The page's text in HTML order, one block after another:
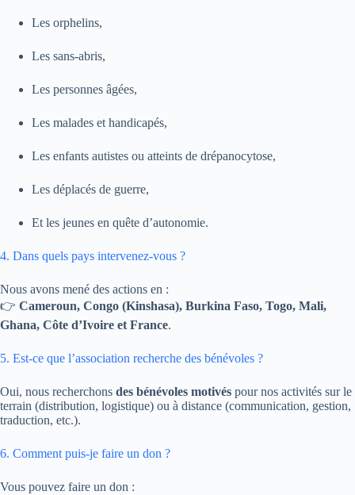
Les orphelins,
Les sans-abris,
Les personnes âgées,
Les malades et handicapés,
Les enfants autistes ou atteints de drépanocytose,
Les déplacés de guerre,
Et les jeunes en quête d’autonomie.
4. Dans quels pays intervenez-vous ?
Nous avons mené des actions en :
👉 Cameroun, Congo (Kinshasa), Burkina Faso, Togo, Mali,
Ghana, Côte d’Ivoire et France.
5. Est-ce que l’association recherche des bénévoles ?
Oui, nous recherchons des bénévoles motivés pour nos activités sur le
terrain (distribution, logistique) ou à distance (communication, gestion,
traduction, etc.).
6. Comment puis-je faire un don ?
Vous pouvez faire un don :